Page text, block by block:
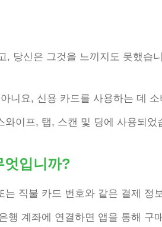
, 당신은 그것을 느끼지도 못했습
니요, 신용 카드를 사용하는 데
와이프, 탭, 스캔 및 딩에 사용되었
엇입니까?
는 직불 카드 번호와 같은 결제 정
행 계좌에 연결하면 앱을 통해 구